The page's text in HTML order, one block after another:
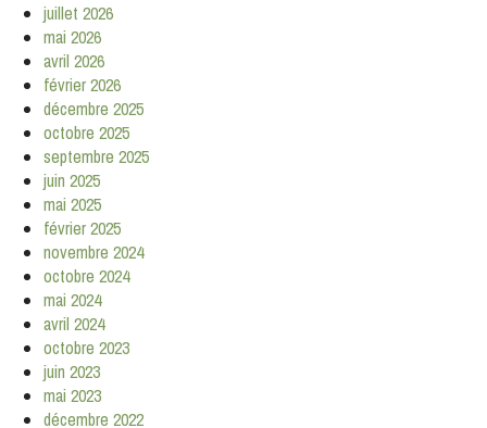
juillet 2026
mai 2026
avril 2026
février 2026
décembre 2025
octobre 2025
septembre 2025
juin 2025
mai 2025
février 2025
novembre 2024
octobre 2024
mai 2024
avril 2024
octobre 2023
juin 2023
mai 2023
décembre 2022